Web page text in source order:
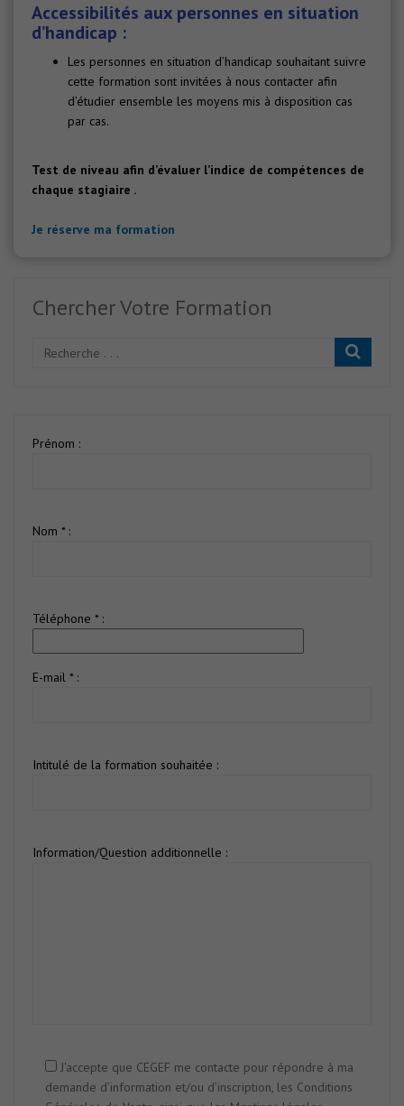
Accessibilités aux personnes en situation
d’handicap :
Les personnes en situation d’handicap souhaitant suivre
cette formation sont invitées à nous contacter afin
d’étudier ensemble les moyens mis à disposition cas
par cas.
Test de niveau afin d’évaluer l’indice de compétences de
chaque stagiaire .
Je réserve ma formation
Chercher Votre Formation
Prénom :
Nom * :
Téléphone * :
E-mail * :
Intitulé de la formation souhaitée :
Information/Question additionnelle :
J'accepte que CEGEF me contacte pour répondre à ma
demande d’information et/ou d’inscription, les Conditions